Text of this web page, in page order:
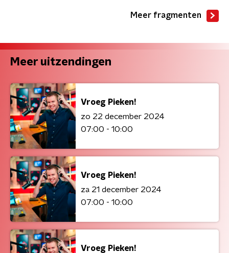
Meer fragmenten
Meer uitzendingen
Vroeg Pieken!
zo 22 december 2024
07:00 - 10:00
Vroeg Pieken!
za 21 december 2024
07:00 - 10:00
Vroeg Pieken!